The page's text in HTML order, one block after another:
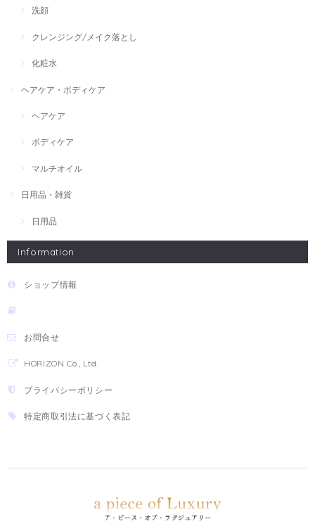
洗顔
クレンジング/メイク落とし
化粧水
ヘアケア・ボディケア
ヘアケア
ボディケア
マルチオイル
日用品・雑貨
日用品
Information
ショップ情報
お問合せ
HORIZON Co., Ltd.
プライバシーポリシー
特定商取引法に基づく表記